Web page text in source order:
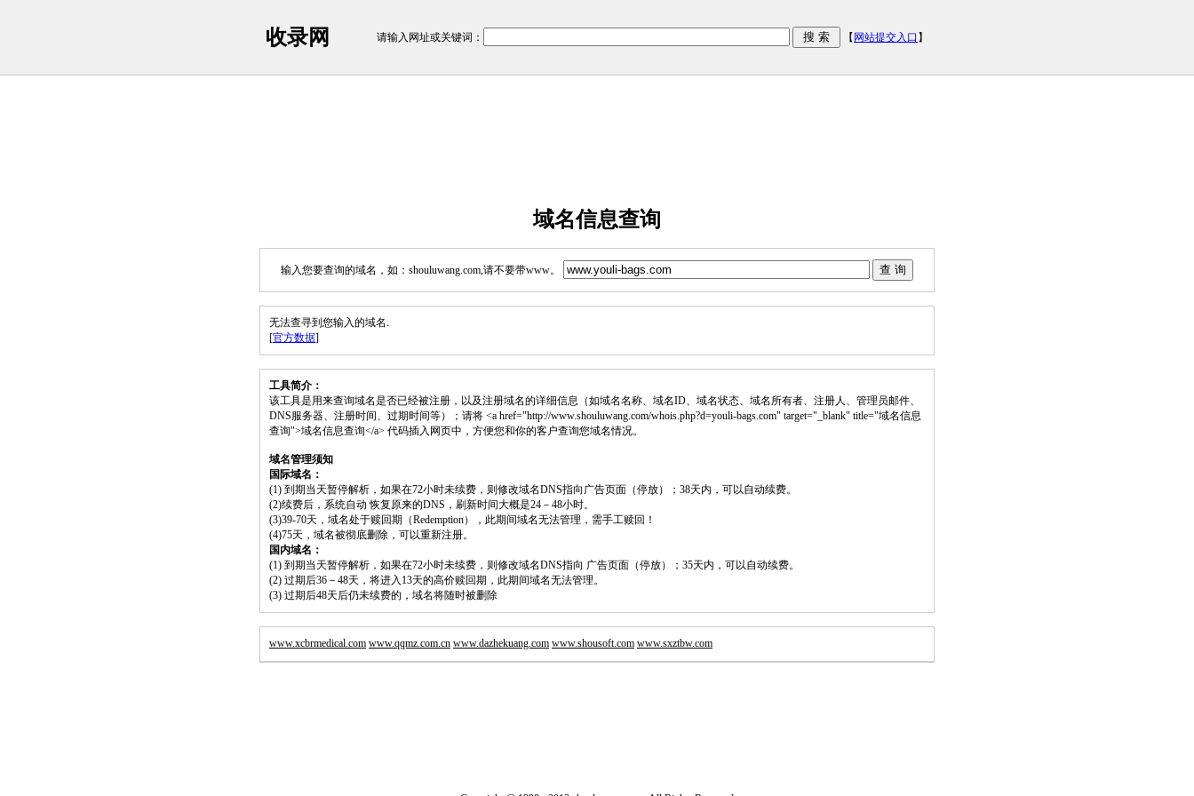
收录网 请输入网址或关键词： 【 网站提交入口 】
域名信息查询
输入您要查询的域名，如：shouluwang.com,请不要带www。
无法查寻到您输入的域名.
[官方数据]
工具简介：
该工具是用来查询域名是否已经被注册，以及注册域名的详细信息（如域名名称、域名ID、域名状态、域名所有者、注册人、管理员邮件、
DNS服务器、注册时间、过期时间等）；请将 <a href="http://www.shouluwang.com/whois.php?d=youli-bags.com" target="_blank" title="域名信息
查询">域名信息查询</a> 代码插入网页中，方便您和你的客户查询您域名情况。
域名管理须知
国际域名：
(1) 到期当天暂停解析，如果在72小时未续费，则修改域名DNS指向广告页面（停放）；38天内，可以自动续费。
(2)续费后，系统自动 恢复原来的DNS，刷新时间大概是24－48小时。
(3)39-70天，域名处于赎回期（Redemption），此期间域名无法管理，需手工赎回！
(4)75天，域名被彻底删除，可以重新注册。
国内域名：
(1) 到期当天暂停解析，如果在72小时未续费，则修改域名DNS指向 广告页面（停放）；35天内，可以自动续费。
(2) 过期后36－48天，将进入13天的高价赎回期，此期间域名无法管理。
(3) 过期后48天后仍未续费的，域名将随时被删除
www.xcbrmedical.com www.qqmz.com.cn www.dazhekuang.com www.shousoft.com www.sxztbw.com